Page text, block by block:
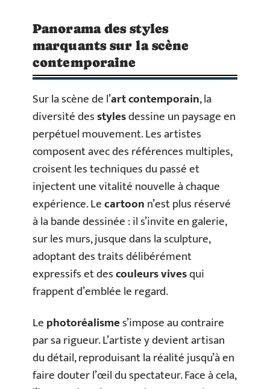
Panorama des styles
marquants sur la scène
contemporaine
Sur la scène de l’art contemporain, la
diversité desstylesdessine un paysage en
perpétuel mouvement. Les artistes
composent avec des références multiples,
croisent les techniques du passé et
injectent une vitalité nouvelle à chaque
expérience. Lecartoonn’est plus réservé
à la bande dessinée : il s’invite en galerie,
sur les murs, jusque dans la sculpture,
adoptant des traits délibérément
expressifs et descouleurs vivesqui
frappent d’emblée le regard.
Lephotoréalismes’impose au contraire
par sa rigueur. L’artiste y devient artisan
du détail, reproduisant la réalité jusqu’à en
faire douter l’œil du spectateur. Face à cela,